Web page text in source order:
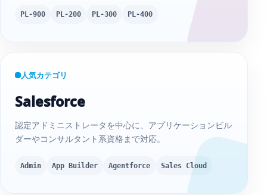
PL-900 PL-200 PL-300 PL-400
人気カテゴリ
Salesforce
認定アドミニストレータを中心に、アプリケーションビル
ダーやコンサルタント系資格まで対応。
Admin App Builder Agentforce Sales Cloud